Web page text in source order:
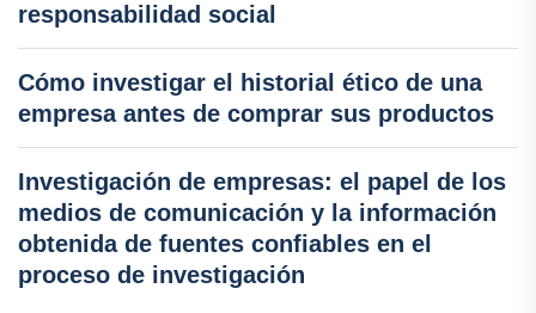
responsabilidad social
Cómo investigar el historial ético de una
empresa antes de comprar sus productos
Investigación de empresas: el papel de los
medios de comunicación y la información
obtenida de fuentes confiables en el
proceso de investigación